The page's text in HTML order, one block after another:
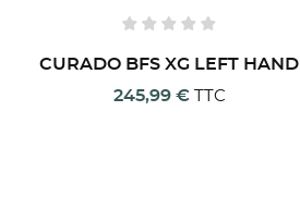
CURADO BFS XG LEFT HAND
245,99 €
TTC